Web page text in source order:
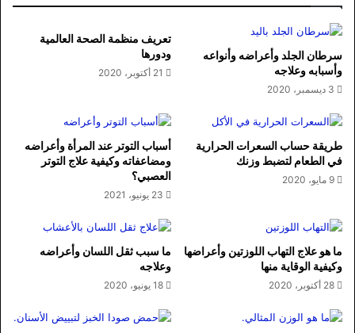
سرطان الجلد وأعراضه وأنواعه
وأسبابه وعلاجه
3 ديسمبر، 2020
تعريف منظمة الصحة العالمية
ودورها
21 أكتوبر، 2020
طريقة حساب السعرات الحرارية
في الطعام لتضبط وزنك
9 مايو، 2020
أسباب التوتر عند المرأة وأعراضه
ومضاعفاته وكيفية علاج التوتر
العصبي؟
23 يونيو، 2021
ما هو علاج التهاب اللوزتين وأعراضها
وكيفية الوقاية منها
28 أكتوبر، 2020
ما سبب ثقل اللسان وأعراضه
وعلاجه
18 يونيو، 2020